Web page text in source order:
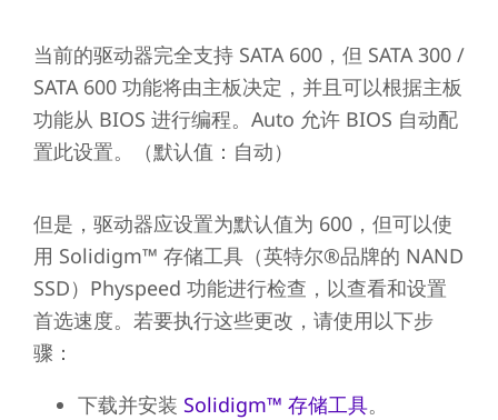
当前的驱动器完全支持 SATA 600，但 SATA 300 /
SATA 600 功能将由主板决定，并且可以根据主板
功能从 BIOS 进行编程。Auto 允许 BIOS 自动配
置此设置。（默认值：自动）
但是，驱动器应设置为默认值为 600，但可以使
用 Solidigm™ 存储工具（英特尔®品牌的 NAND
SSD）Physpeed 功能进行检查，以查看和设置
首选速度。若要执行这些更改，请使用以下步
骤：
下载并安装 Solidigm™ 存储工具。